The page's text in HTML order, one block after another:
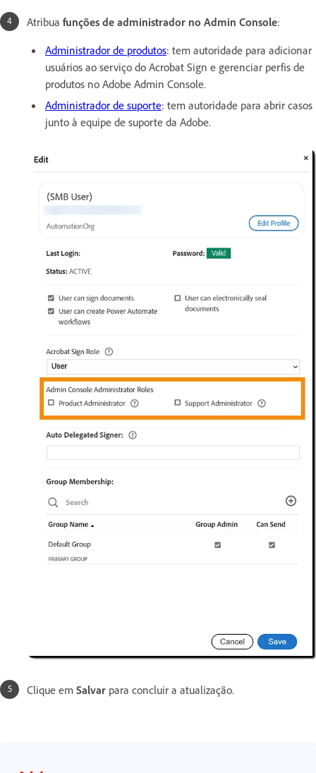
Atribua funções de administrador no Admin Console:
Administrador de produtos: tem autoridade para adicionar
usuários ao serviço do Acrobat Sign e gerenciar perfis de
produtos no Adobe Admin Console.
Administrador de suporte: tem autoridade para abrir casos
junto à equipe de suporte da Adobe.
Clique em Salvar para concluir a atualização.